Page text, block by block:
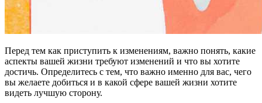
Перед тем как приступить к изменениям, важно понять, какие
аспекты вашей жизни требуют изменений и что вы хотите
достичь. Определитесь с тем, что важно именно для вас, чего
вы желаете добиться и в какой сфере вашей жизни хотите
видеть лучшую сторону.